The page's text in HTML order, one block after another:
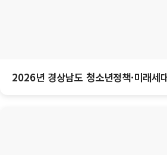
2026년 경상남도 청소년정책·미래세